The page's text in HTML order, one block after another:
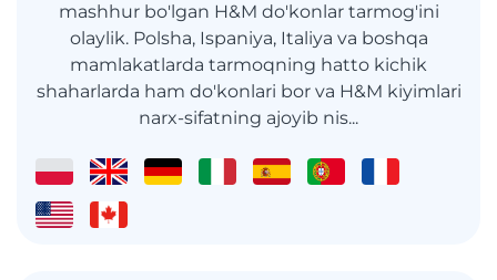
mashhur bo'lgan H&M do'konlar tarmog'ini
olaylik. Polsha, Ispaniya, Italiya va boshqa
mamlakatlarda tarmoqning hatto kichik
shaharlarda ham do'konlari bor va H&M kiyimlari
narx-sifatning ajoyib nis...